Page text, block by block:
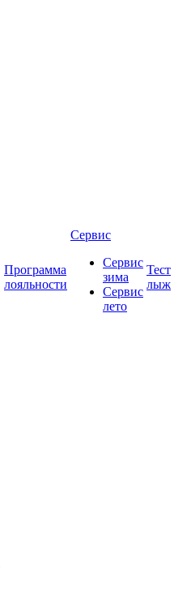
Программа
лояльности
Сервис
Сервис
зима
Сервис
лето
Тест
лыж